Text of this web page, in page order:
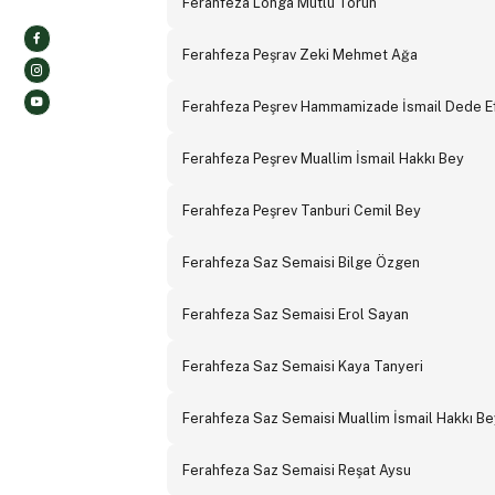
Ferahfeza Peşrav Zeki Mehmet Ağa
Ferahfeza Peşrev Hammamizade İsmail Dede
Ferahfeza Peşrev Muallim İsmail Hakkı Bey
Ferahfeza Peşrev Tanburi Cemil Bey
Ferahfeza Saz Semaisi Bilge Özgen
Ferahfeza Saz Semaisi Erol Sayan
Ferahfeza Saz Semaisi Kaya Tanyeri
Ferahfeza Saz Semaisi Muallim İsmail Hakkı
Ferahfeza Saz Semaisi Reşat Aysu